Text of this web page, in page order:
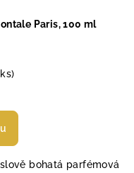
Paris, 100 ml
bohatá parfémová